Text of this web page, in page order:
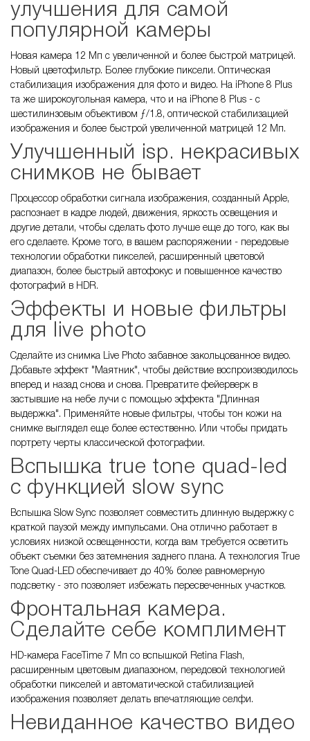
улучшения для самой
популярной камеры
Новая камера 12 Мп с увеличенной и более быстрой матрицей.
Новый цветофильтр. Более глубокие пиксели. Оптическая
стабилизация изображения для фото и видео. На iPhone 8 Plus
та же широкоугольная камера, что и на iPhone 8 Plus - с
шестилинзовым объективом ƒ/1.8, оптической стабилизацией
изображения и более быстрой увеличенной матрицей 12 Мп.
Улучшенный isp. некрасивых
снимков не бывает
Процессор обработки сигнала изображения, созданный Apple,
распознает в кадре людей, движения, яркость освещения и
другие детали, чтобы сделать фото лучше еще до того, как вы
его сделаете. Кроме того, в вашем распоряжении - передовые
технологии обработки пикселей, расширенный цветовой
диапазон, более быстрый автофокус и повышенное качество
фотографий в HDR.
Эффекты и новые фильтры
для live photo
Сделайте из снимка Live Photo забавное закольцованное видео.
Добавьте эффект "Маятник", чтобы действие воспроизводилось
вперед и назад снова и снова. Превратите фейерверк в
застывшие на небе лучи с помощью эффекта "Длинная
выдержка". Применяйте новые фильтры, чтобы тон кожи на
снимке выглядел еще более естественно. Или чтобы придать
портрету черты классической фотографии.
Вспышка true tone quad-led
с функцией slow sync
Вспышка Slow Sync позволяет совместить длинную выдержку с
краткой паузой между импульсами. Она отлично работает в
условиях низкой освещенности, когда вам требуется осветить
объект съемки без затемнения заднего плана. А технология True
Tone Quad-LED обеспечивает до 40% более равномерную
подсветку - это позволяет избежать пересвеченных участков.
Фронтальная камера.
Сделайте себе комплимент
HD-камера FaceTime 7 Мп со вспышкой Retina Flash,
расширенным цветовым диапазоном, передовой технологией
обработки пикселей и автоматической стабилизацией
изображения позволяет делать впечатляющие селфи.
Невиданное качество видео